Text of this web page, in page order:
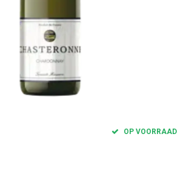
OP VOORRAAD